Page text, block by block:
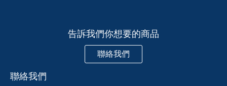
告訴我們你想要的商品
聯絡我們
聯絡我們